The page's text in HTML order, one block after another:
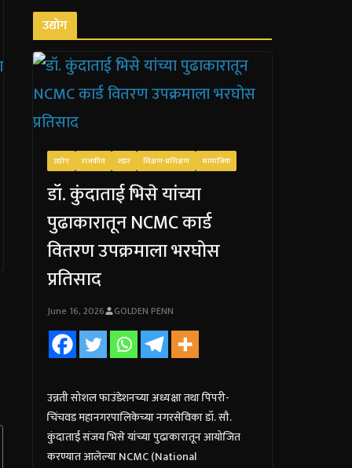
उद्योग
उद्योग राजकीय शहर शिक्षण-प्रशिक्षण सामाजिक
डॉ. कुंदाताई भिसे यांच्या
पुढाकारातून NCMC कार्ड
वितरण उपक्रमाला भरघोस
प्रतिसाद
June 16, 2026 GOLDEN PENN
उन्नती सोशल फाउंडेशनच्या अध्यक्षा तथा पिंपरी-
चिंचवड महानगरपालिकेच्या नगरसेविका डॉ. सौ.
कुंदाताई संजय भिसे यांच्या पुढाकारातून आयोजित
करण्यात आलेल्या NCMC (National